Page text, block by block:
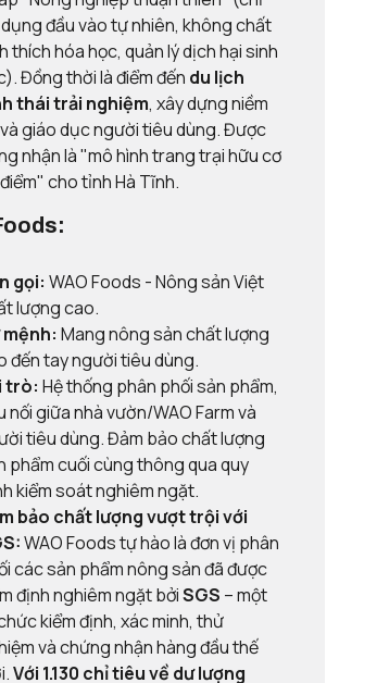
đầu vào tự nhiên, không chất
thích hóa học, quản lý dịch hại sinh
Đồng thời là điểm đến du lịch
thái trải nghiệm, xây dựng niềm
giáo dục người tiêu dùng. Được
nhận là "mô hình trang trại hữu cơ
cho tỉnh Hà Tĩnh.
gọi: WAO Foods - Nông sản Việt
lượng cao.
mệnh: Mang nông sản chất lượng
đến tay người tiêu dùng.
trò: Hệ thống phân phối sản phẩm,
nối giữa nhà vườn/WAO Farm và
tiêu dùng. Đảm bảo chất lượng
phẩm cuối cùng thông qua quy
kiểm soát nghiêm ngặt.
bảo chất lượng vượt trội với
WAO Foods tự hào là đơn vị phân
các sản phẩm nông sản đã được
định nghiêm ngặt bởiSGS – một
kiểm định, xác minh, thử
và chứng nhận hàng đầu thế
Với 1.130 chỉ tiêu về dư lượng